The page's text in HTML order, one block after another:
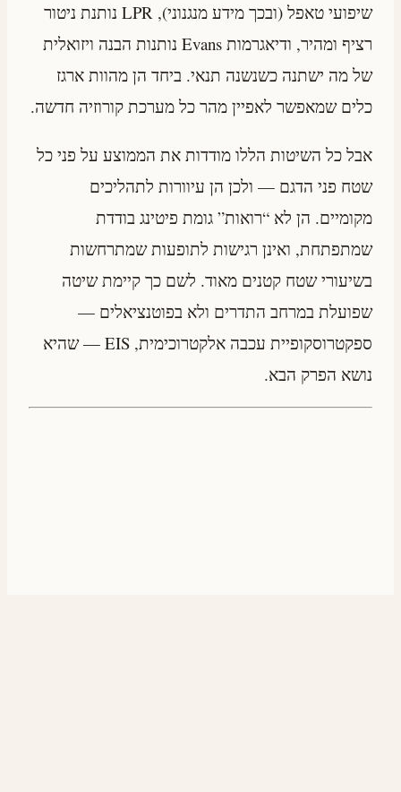
שיפועי טאפל (ובכך מידע מנגנוני), LPR נותנת ניטור
רציף ומהיר, ודיאגרמות Evans נותנות הבנה ויזואלית
של מה ישתנה כשנשנה תנאי. ביחד הן מהוות ארגז
כלים שמאפשר לאפיין מהר כל מערכת קורוזיה חדשה.
אבל כל השיטות הללו מודדות את הממוצע על פני כל
שטח פני הדגם — ולכן הן עיוורות לתהליכים
מקומיים. הן לא “רואות” גומת פיטינג בודדת
שמתפתחת, ואינן רגישות לתופעות שמתרחשות
בשיעורי שטח קטנים מאוד. לשם כך קיימת שיטה
שפועלת במרחב התדרים ולא בפוטנציאלים —
ספקטרוסקופיית עכבה אלקטרוכימית, EIS — שהיא
נושא הפרק הבא.